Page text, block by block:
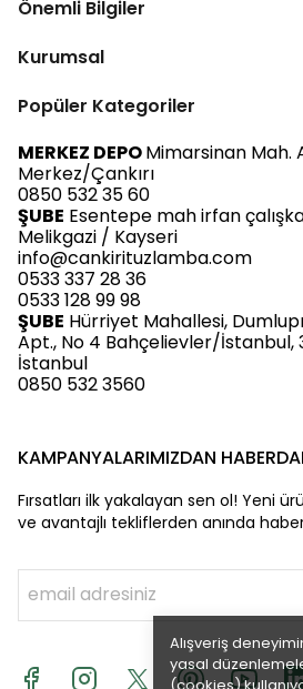
Alışveriş
yasal
Önemli Bilgiler
Kurumsal
Popüler Kategoriler
MERKEZ DEPOMimarsinan Mah.
Merkez/Çankırı
0850 532 35 60
ŞUBE Esentepe mah irfan
Melikgazi / Kayseri
info@cankirituzlamba.com
0533 337 28 36
0533 128 99 98
ŞUBE Hürriyet Mahallesi,
Apt., No 4 Bahçelievler/İstanbul,
İstanbul
0850 532 3560
KAMPANYALARIMIZDAN
Fırsatları ilk yakalayan sen ol! Yeni
ve avantajlı tekliflerden anında